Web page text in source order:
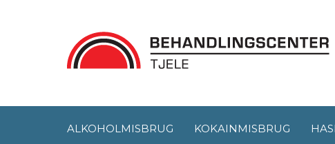
ALKOHOLMISBRUG KOKAINMISBRUG